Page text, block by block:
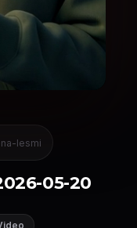
lesmi
05-20